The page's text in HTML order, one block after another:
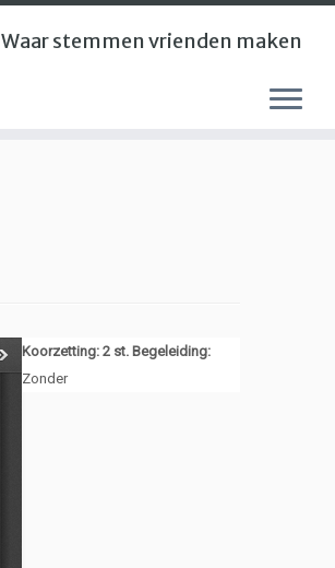
Waar stemmen vrienden maken
Koorzetting: 2 st. Begeleiding:
Zonder